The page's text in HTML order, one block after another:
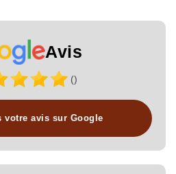
Avis
()
votre avis sur Google